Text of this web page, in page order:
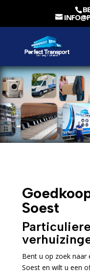
Soest
Bent u op zoek naar
Soest en wilt u een